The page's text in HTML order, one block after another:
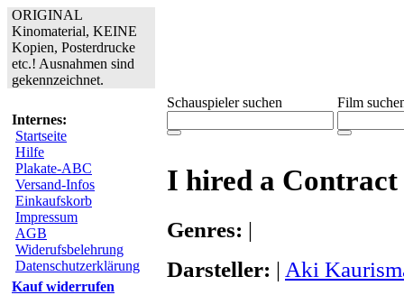
ORIGINAL
Kinomaterial, KEINE
Kopien, Posterdrucke
etc.! Ausnahmen sind
gekennzeichnet.
Internes:
Startseite
Hilfe
Plakate-ABC
Versand-Infos
Einkaufskorb
Impressum
AGB
Widerufsbelehrung
Datenschutzerklärung
Kauf widerrufen
Schauspieler suchen Film
I hired a
Genres: |
Darsteller: | Aki